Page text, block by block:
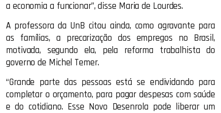
a economia a funcionar”, disse Maria de Lourdes.
A professora da UnB citou ainda, como agravante para
as famílias, a precarização dos empregos no Brasil,
motivada, segundo ela, pela reforma trabalhista do
governo de Michel Temer.
“Grande parte das pessoas está se endividando para
completar o orçamento, para pagar despesas com saúde
e do cotidiano. Esse Novo Desenrola pode liberar um